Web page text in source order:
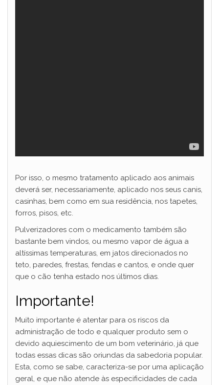
Por isso, o mesmo tratamento aplicado aos animais
deverá ser, necessariamente, aplicado nos seus canis,
casinhas, bem como em sua residência, nos tapetes,
forros, pisos, etc.
Pulverizadores com o medicamento também são
bastante bem vindos, ou mesmo vapor de água a
altíssimas temperaturas, em jatos direcionados no
teto, paredes, frestas, fendas e cantos, e onde quer
que o cão tenha estado nos últimos dias.
Importante!
Muito importante é atentar para os riscos da
administração de todo e qualquer produto sem o
devido aquiescimento de um bom veterinário, já que
todas essas dicas são oriundas da sabedoria popular.
Esta, como se sabe, caracteriza-se por uma aplicação
geral, e que não atende às especificidades de cada